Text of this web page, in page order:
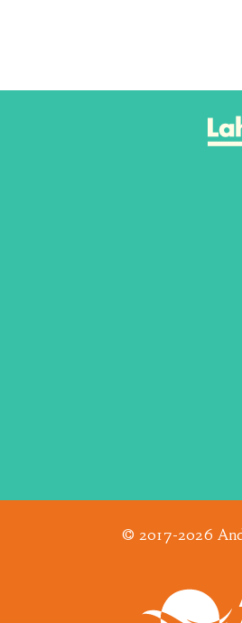
© 2017-2026